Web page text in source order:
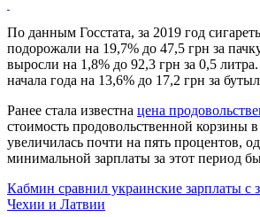
По данным Госстата, за 2019 год
подорожали на 19,7% до 47,5 грн за
выросли на 1,8% до 92,3 грн за 0,5
начала года на 13,6% до 17,2 грн за
Ранее стала известна цена
стоимость продовольственной корзины
увеличилась почти на пять процентов,
минимальной зарплаты за этот период
Кабмин сравнил украинские зарплаты с
Чехии и Латвии